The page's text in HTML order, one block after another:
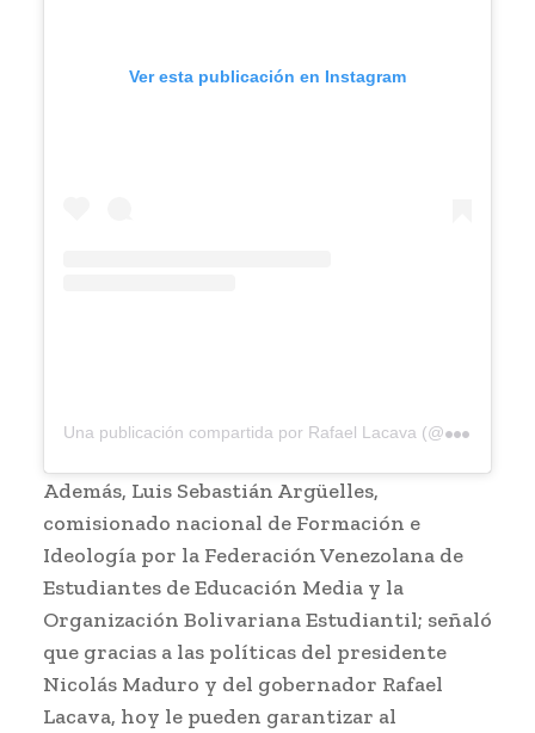
Ver esta publicación en Instagram
U
na publicación compartida por Rafael Lacava (@lacava10oficial)
Además, Luis Sebastián Argüelles,
comisionado nacional de Formación e
Ideología por la Federación Venezolana de
Estudiantes de Educación Media y la
Organización Bolivariana Estudiantil; señaló
que gracias a las políticas del presidente
Nicolás Maduro y del gobernador Rafael
Lacava, hoy le pueden garantizar al